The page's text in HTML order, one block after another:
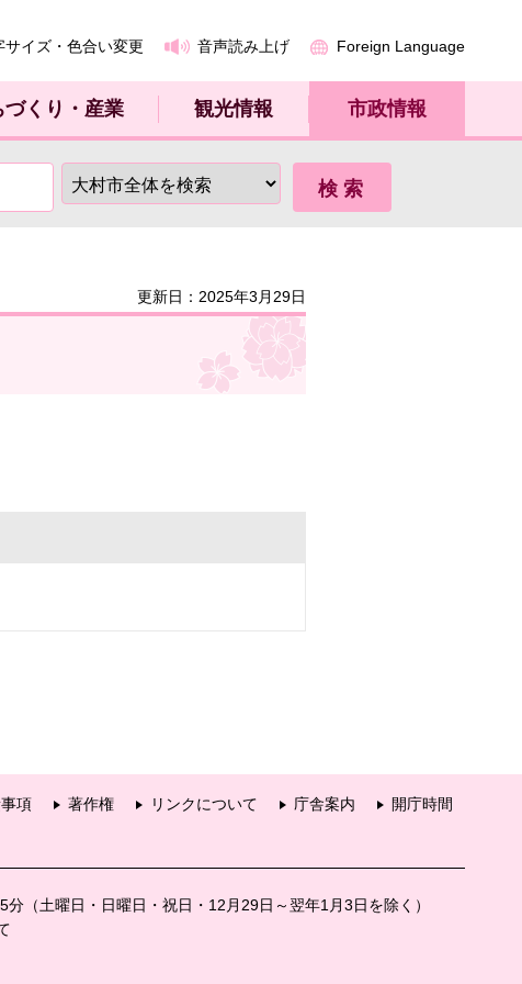
サイズ・色合い変更 音声読み上げ Foreign Language
づくり・産業 観光情報 市政情報
更新日：2025年3月29日
項 著作権 リンクについて 庁舎案内
開庁時間
（土曜日・日曜日・祝日・12月29日～翌年1月3日を除く）